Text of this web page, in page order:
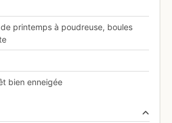
printemps à poudreuse, boules
bien enneigée